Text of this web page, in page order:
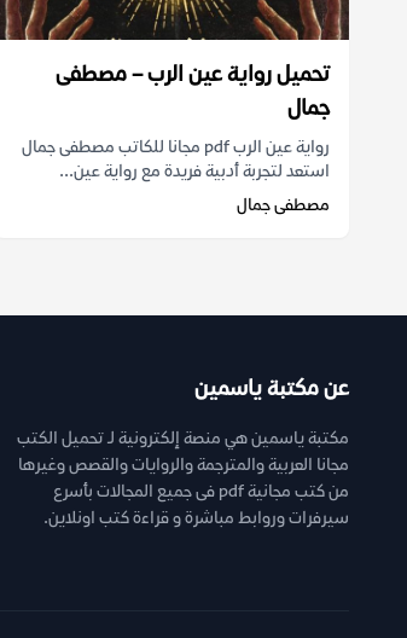
تحميل رواية عين الرب – مصطفى
جمال
رواية عين الرب pdf مجانا للكاتب مصطفى جمال
استعد لتجربة أدبية فريدة مع رواية عين...
مصطفى جمال
عن مكتبة ياسمين
مكتبة ياسمين هي منصة إلكترونية لـ تحميل الكتب
مجانا العربية والمترجمة والروايات والقصص وغيرها
من كتب مجانية pdf فى جميع المجالات بأسرع
سيرفرات وروابط مباشرة و قراءة كتب اونلاين.